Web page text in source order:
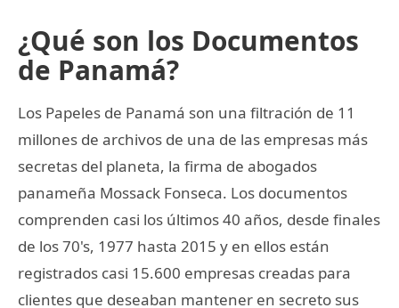
¿Qué son los Documentos
de Panamá?
Los Papeles de Panamá son una filtración de 11
millones de archivos de una de las empresas más
secretas del planeta, la firma de abogados
panameña Mossack Fonseca. Los documentos
comprenden casi los últimos 40 años, desde finales
de los 70's, 1977 hasta 2015 y en ellos están
registrados casi 15.600 empresas creadas para
clientes que deseaban mantener en secreto sus